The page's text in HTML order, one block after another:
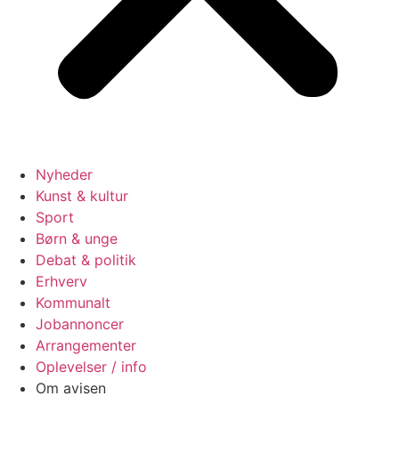
Nyheder
Kunst & kultur
Sport
Børn & unge
Debat & politik
Erhverv
Kommunalt
Jobannoncer
Arrangementer
Oplevelser / info
Om avisen